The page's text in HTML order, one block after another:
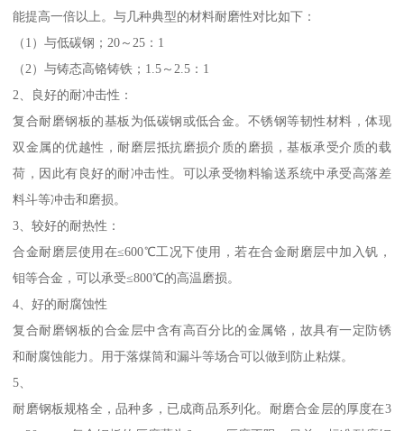
能提高一倍以上。与几种典型的材料耐磨性对比如下：
（1）与低碳钢；20～25：1
（2）与铸态高铬铸铁；1.5～2.5：1
2、良好的耐冲击性：
复合耐磨钢板的基板为低碳钢或低合金。不锈钢等韧性材料，体现
双金属的优越性，耐磨层抵抗磨损介质的磨损，基板承受介质的载
荷，因此有良好的耐冲击性。可以承受物料输送系统中承受高落差
料斗等冲击和磨损。
3、较好的耐热性：
合金耐磨层使用在≤600℃工况下使用，若在合金耐磨层中加入钒，
钼等合金，可以承受≤800℃的高温磨损。
4、好的耐腐蚀性
复合耐磨钢板的合金层中含有高百分比的金属铬，故具有一定防锈
和耐腐蚀能力。用于落煤筒和漏斗等场合可以做到防止粘煤。
5、
耐磨钢板规格全，品种多，已成商品系列化。耐磨合金层的厚度在3